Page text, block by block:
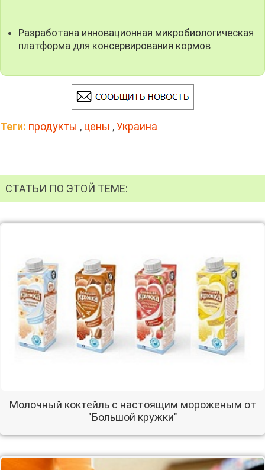
Разработана инновационная микробиологическая
платформа для консервирования кормов
Теги: продукты , цены ,Украина
СТАТЬИ ПО ЭТОЙ ТЕМЕ:
Молочный коктейль с настоящим мороженым от
"Большой кружки"